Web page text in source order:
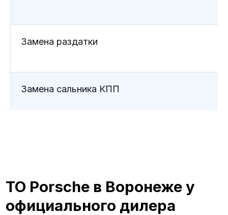
Замена раздатки
Замена сальника КПП
Снятие КПП с демонтажем двигателя / рамы
Что входит в ТО Porsche?